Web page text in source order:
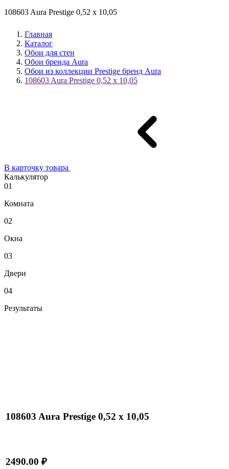
108603 Aura Prestige 0,52 x 10,05
Главная
Каталог
Обои для стен
Обои бренда Aura
Обои из коллекции Prestige бренд Aura
108603 Aura Prestige 0,52 x 10,05
В карточку товара
Калькулятор
01
Комната
02
Окна
03
Двери
04
Результаты
108603 Aura Prestige 0,52 x 10,05
2490.00 ₽